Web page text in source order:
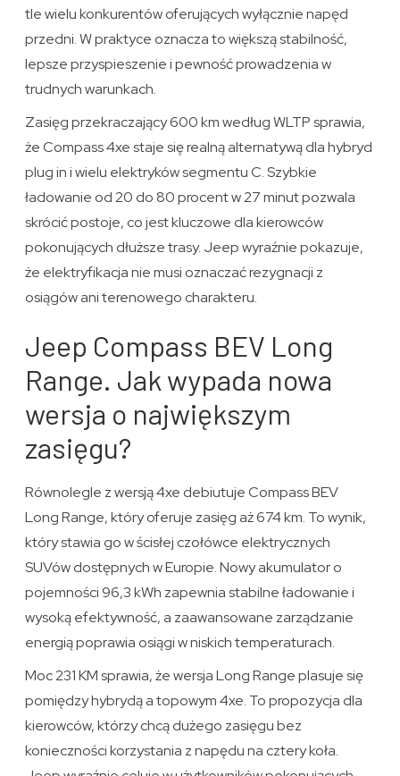
tle wielu konkurentów oferujących wyłącznie napęd
przedni. W praktyce oznacza to większą stabilność,
lepsze przyspieszenie i pewność prowadzenia w
trudnych warunkach.
Zasięg przekraczający 600 km według WLTP sprawia,
że Compass 4xe staje się realną alternatywą dla hybryd
plug in i wielu elektryków segmentu C. Szybkie
ładowanie od 20 do 80 procent w 27 minut pozwala
skrócić postoje, co jest kluczowe dla kierowców
pokonujących dłuższe trasy. Jeep wyraźnie pokazuje,
że elektryfikacja nie musi oznaczać rezygnacji z
osiągów ani terenowego charakteru.
Jeep Compass BEV Long
Range. Jak wypada nowa
wersja o największym
zasięgu?
Równolegle z wersją 4xe debiutuje Compass BEV
Long Range, który oferuje zasięg aż 674 km. To wynik,
który stawia go w ścisłej czołówce elektrycznych
SUVów dostępnych w Europie. Nowy akumulator o
pojemności 96,3 kWh zapewnia stabilne ładowanie i
wysoką efektywność, a zaawansowane zarządzanie
energią poprawia osiągi w niskich temperaturach.
Moc 231 KM sprawia, że wersja Long Range plasuje się
pomiędzy hybrydą a topowym 4xe. To propozycja dla
kierowców, którzy chcą dużego zasięgu bez
konieczności korzystania z napędu na cztery koła.